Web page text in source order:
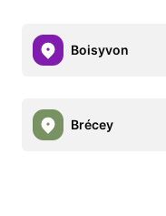
Boisyvon
Brécey